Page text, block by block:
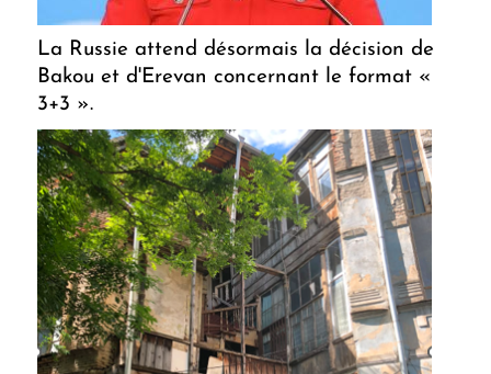
La Russie attend désormais la décision de
Bakou et d'Erevan concernant le format «
3+3 ».